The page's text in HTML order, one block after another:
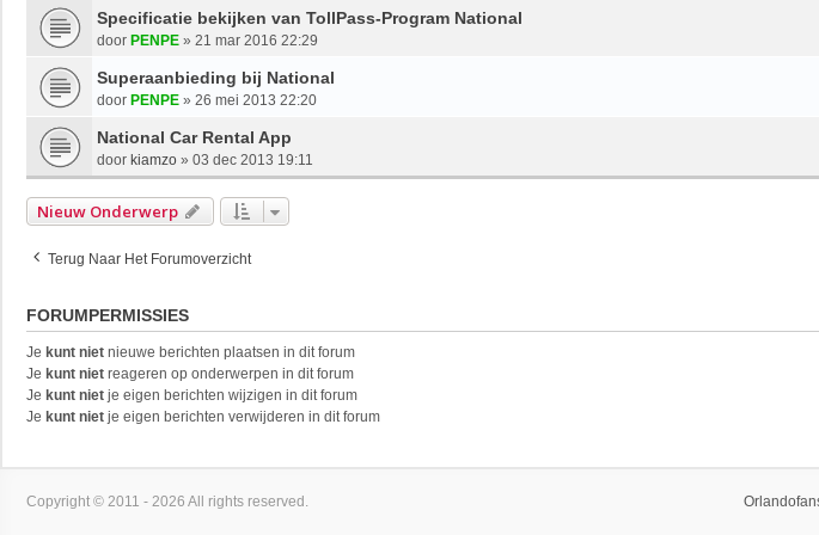
Specificatie bekijken van TollPass-Program National
door PENPE » 21 mar 2016 22:29
Superaanbieding bij National
door PENPE » 26 mei 2013 22:20
National Car Rental App
door kiamzo » 03 dec 2013 19:11
Nieuw Onderwerp
Terug Naar Het Forumoverzicht
FORUMPERMISSIES
Je kunt niet nieuwe berichten plaatsen in dit forum
Je kunt niet reageren op onderwerpen in dit forum
Je kunt niet je eigen berichten wijzigen in dit forum
Je kunt niet je eigen berichten verwijderen in dit forum
Copyright © 2011 - 2026 All rights reserved.